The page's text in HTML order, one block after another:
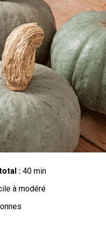
: 40 min
à modéré